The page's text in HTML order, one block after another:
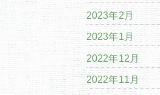
2023年2月
2023年1月
2022年12月
2022年11月